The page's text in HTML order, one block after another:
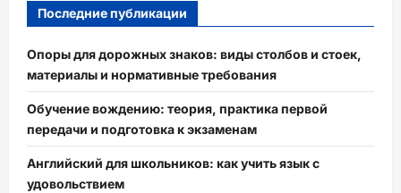
Последние публикации
Опоры для дорожных знаков: виды столбов и стоек,
материалы и нормативные требования
Обучение вождению: теория, практика первой
передачи и подготовка к экзаменам
Английский для школьников: как учить язык с
удовольствием